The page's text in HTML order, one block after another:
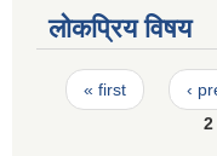
लोकप्रिय विषय
Pages
« first ‹
2